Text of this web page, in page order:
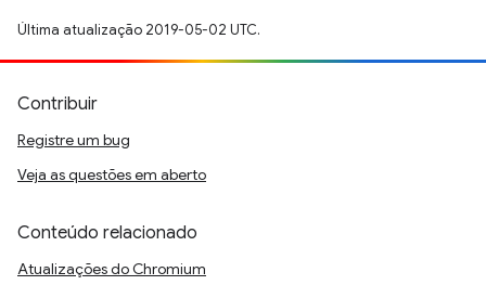
Última atualização 2019-05-02 UTC.
Contribuir
Registre um bug
Veja as questões em aberto
Conteúdo relacionado
Atualizações do Chromium